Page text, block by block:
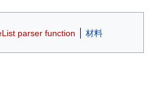
parser function
材料